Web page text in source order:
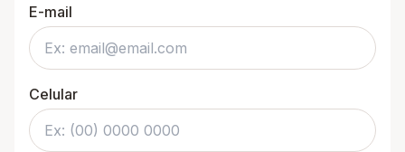
E-mail
Celular